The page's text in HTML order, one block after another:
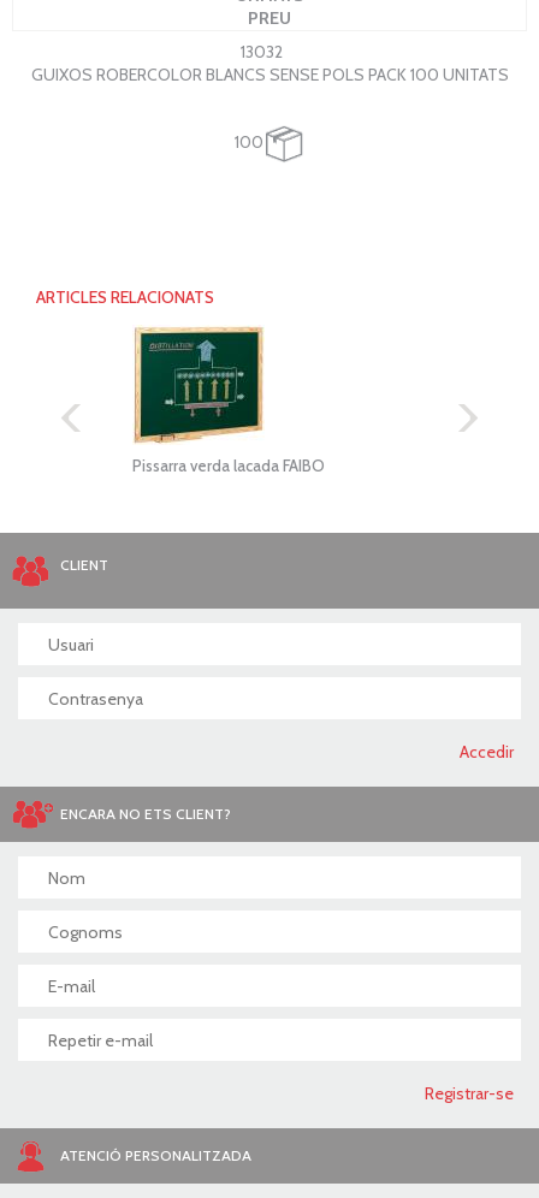
PREU
13032
GUIXOS ROBERCOLOR BLANCS SENSE POLS PACK 100 UNITATS
100
ARTICLES RELACIONATS
Pissarra verda lacada FAIBO
CLIENT
ENCARA NO ETS CLIENT?
ATENCIÓ PERSONALITZADA